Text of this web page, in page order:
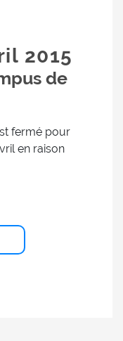
2015
de
fermé pour
en raison